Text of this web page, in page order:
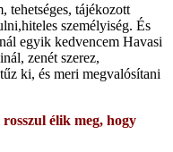
tehetséges, tájékozott
személyiség. És
egyik kedvencem Havasi
zenét szerez,
ki, és meri megvalósítani
élik meg, hogy